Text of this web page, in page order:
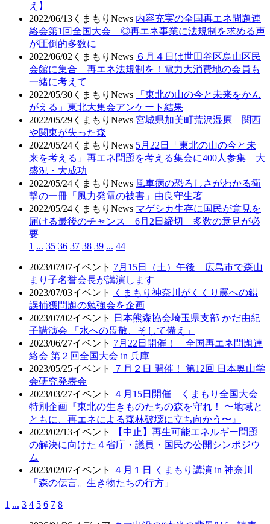
え】
2022/06/13 くまもりNews 内容充実の全国再エネ問題連
絡会第1回全国大会 ◎再エネ事業に法規制を求める声
が圧倒的多数に
2022/06/02 くまもりNews ６月４日は世田谷区烏山区民
会館に集合 再エネ法規制を！電力大消費地の会員も
一緒に考えて
2022/05/30 くまもりNews
「東北の山の今と未来をかん
がえる」東北大集会アンケート結果
2022/05/29 くまもりNews 宮城県加美町荒沢湿原 関西
や関東が失った森
2022/05/24 くまもりNews 5月22日「東北の山の今と未
来を考える」再エネ問題を考える集会に400人参集 大
盛況・大成功
2022/05/24 くまもりNews 風車病の恐ろしさがわかる衝
撃の一冊「風力発電の被害」由良守生著
2022/05/24 くまもりNews マゲシカ生存に国民が意見を
届ける最後のチャンス 6月2日締切 多数の意見が必
要
1 ... 35 36 37 38 39 ... 44
2023/07/07イベント 7月15日（土）午後 広島市で森山
まり子名誉会長が講演します
2023/07/03イベント
くまもり神奈川がくくり罠への錯
誤捕獲問題の勉強会を企画
2023/07/02イベント
日本熊森協会埼玉県支部 かだ由紀
子講演会 「水への畏敬、そして備え」
2023/06/27イベント 7月22日開催！ 全国再エネ問題連
絡会 第２回全国大会 in 兵庫
2023/05/25イベント
７月２日 開催！ 第12回 日本奥山学
会研究発表会
2023/03/27イベント
４月15日開催 くまもり全国大会
特別企画『東北の生きものたちの森を守れ！ 〜地域と
ともに、再エネによる森林破壊に立ち向かう〜』
2023/02/13イベント
【中止】再生可能エネルギー問題
の解決に向けた４省庁・議員・国民の公開シンポジウ
ム
2023/02/07イベント
４月１日 くまもり講演 in 神奈川
「森の伝言。生き物たちの行方」
1 ... 3 4 5 6 7 8